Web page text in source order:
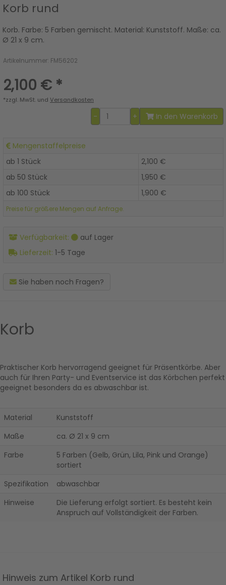
Korb rund
Korb. Farbe: 5 Farben gemischt. Material: Kunststoff. Maße: ca.
Ø 21 x 9 cm.
Artikelnummer: FM56202
2,100 € *
*zzgl. MwSt. und Versandkosten
- + In den Warenkorb
Mengenstaffelpreise
ab 1 Stück
2,100 €
ab 50 Stück
1,950 €
ab 100 Stück
1,900 €
Preise für größere Mengen auf Anfrage.
Verfügbarkeit:
auf Lager
Lieferzeit: 1-5 Tage
Sie haben noch Fragen?
Korb
Praktischer Korb hervorragend geeignet für Präsentkörbe. Aber
auch für Ihren Party- und Eventservice ist das Körbchen perfekt
geeignet besonders da es abwaschbar ist.
Material
Kunststoff
Maße
ca. Ø 21 x 9 cm
Farbe
5 Farben (Gelb, Grün, Lila, Pink und Orange)
sortiert
Spezifikation
abwaschbar
Hinweise
Die Lieferung erfolgt sortiert. Es besteht kein
Anspruch auf Vollständigkeit der Farben.
Hinweis zum Artikel Korb rund